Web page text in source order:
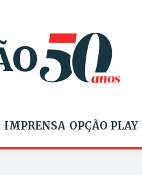
IMPRENSA OPÇÃO PLAY